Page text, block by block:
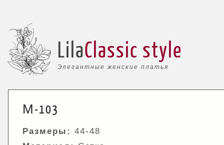
Элегантные женские платья
LilaClassic style
М-103
Размеры: 44-48